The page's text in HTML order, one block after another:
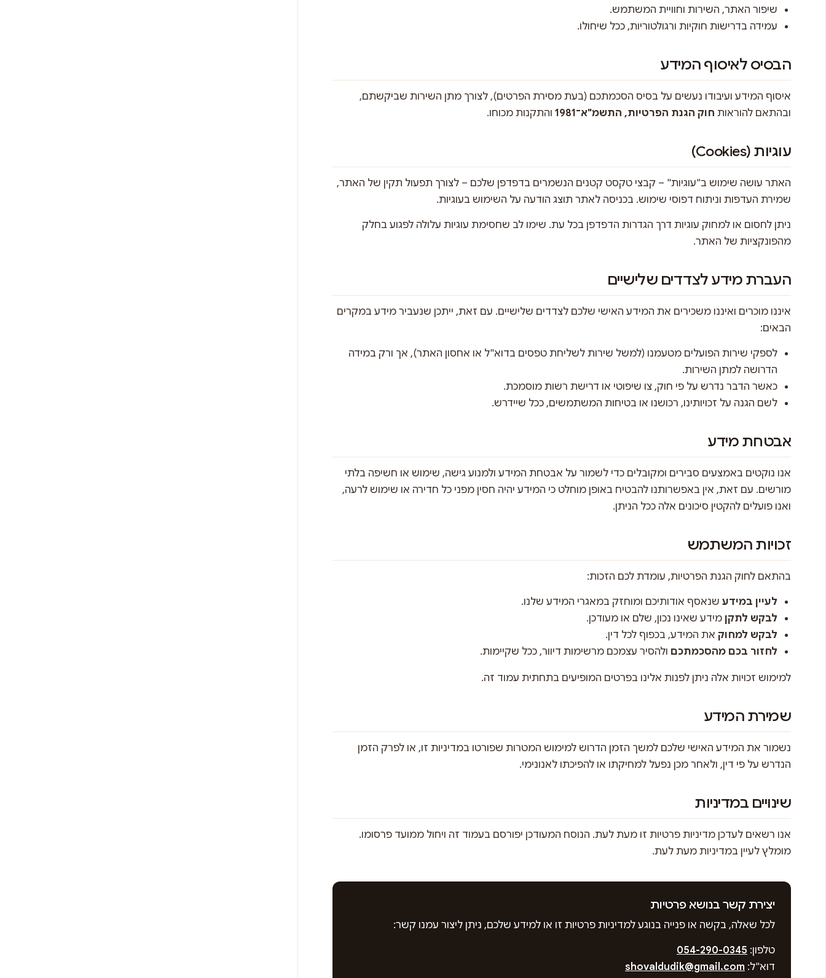
שיפור האתר, השירות וחוויית המשתמש.
עמידה בדרישות חוקיות ורגולטוריות, ככל שיחולו.
הבסיס לאיסוף המידע
איסוף המידע ועיבודו נעשים על בסיס הסכמתכם (בעת מסירת הפרטים), לצורך מתן השירות שביקשתם,
ובהתאם להוראות חוק הגנת הפרטיות, התשמ"א־1981 והתקנות מכוחו.
עוגיות (Cookies)
האתר עושה שימוש ב"עוגיות" – קבצי טקסט קטנים הנשמרים בדפדפן שלכם – לצורך תפעול תקין של האתר,
שמירת העדפות וניתוח דפוסי שימוש. בכניסה לאתר תוצג הודעה על השימוש בעוגיות.
ניתן לחסום או למחוק עוגיות דרך הגדרות הדפדפן בכל עת. שימו לב שחסימת עוגיות עלולה לפגוע בחלק
מהפונקציות של האתר.
העברת מידע לצדדים שלישיים
איננו מוכרים ואיננו משכירים את המידע האישי שלכם לצדדים שלישיים. עם זאת, ייתכן שנעביר מידע במקרים
הבאים:
לספקי שירות הפועלים מטעמנו (למשל שירות לשליחת טפסים בדוא"ל או אחסון האתר), אך ורק במידה
הדרושה למתן השירות.
כאשר הדבר נדרש על פי חוק, צו שיפוטי או דרישת רשות מוסמכת.
לשם הגנה על זכויותינו, רכושנו או בטיחות המשתמשים, ככל שיידרש.
אבטחת מידע
אנו נוקטים באמצעים סבירים ומקובלים כדי לשמור על אבטחת המידע ולמנוע גישה, שימוש או חשיפה בלתי
מורשים. עם זאת, אין באפשרותנו להבטיח באופן מוחלט כי המידע יהיה חסין מפני כל חדירה או שימוש לרעה,
ואנו פועלים להקטין סיכונים אלה ככל הניתן.
זכויות המשתמש
בהתאם לחוק הגנת הפרטיות, עומדת לכם הזכות:
לעיין במידע שנאסף אודותיכם ומוחזק במאגרי המידע שלנו.
לבקש לתקן מידע שאינו נכון, שלם או מעודכן.
לבקש למחוק את המידע, בכפוף לכל דין.
לחזור בכם מהסכמתכם ולהסיר עצמכם מרשימות דיוור, ככל שקיימות.
למימוש זכויות אלה ניתן לפנות אלינו בפרטים המופיעים בתחתית עמוד זה.
שמירת המידע
נשמור את המידע האישי שלכם למשך הזמן הדרוש למימוש המטרות שפורטו במדיניות זו, או לפרק הזמן
הנדרש על פי דין, ולאחר מכן נפעל למחיקתו או להפיכתו לאנונימי.
שינויים במדיניות
אנו רשאים לעדכן מדיניות פרטיות זו מעת לעת. הנוסח המעודכן יפורסם בעמוד זה ויחול ממועד פרסומו.
מומלץ לעיין במדיניות מעת לעת.
יצירת קשר בנושא פרטיות
לכל שאלה, בקשה או פנייה בנוגע למדיניות פרטיות זו או למידע שלכם, ניתן ליצור עמנו קשר:
טלפון: 054-290-0345
דוא"ל: shovaldudik@gmail.com